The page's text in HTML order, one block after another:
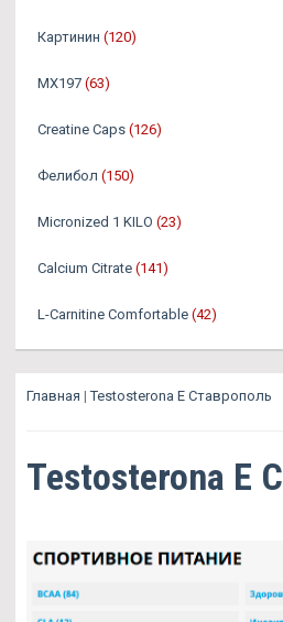
Картинин (120)
MX197 (63)
Creatine Caps (126)
Фелибол (150)
Micronized 1 KILO (23)
Calcium Citrate (141)
L-Carnitine Comfortable (42)
Главная |Testosterona E Ставрополь
Testosterona E